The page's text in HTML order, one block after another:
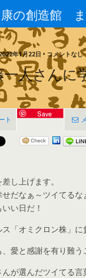
年1月22日 • コメントなし
人さんに
ト
Save
し上げます。
だなぁ～ツイてるな
い日だ！
「オミクロン株」に
愛と感謝を有り難う
が選んだツイてる言